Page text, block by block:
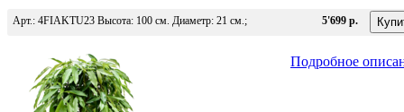
Арт.: 4FIAKTU23 Высота: 100 см. Диаметр: 21 см.; 5'699 р.
Подробное